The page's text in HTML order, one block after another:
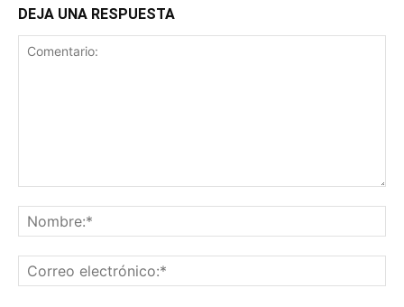
DEJA UNA RESPUESTA